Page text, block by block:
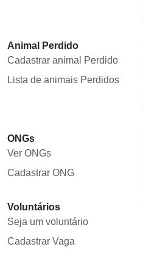
Animal Perdido
Cadastrar animal Perdido
Lista de animais Perdidos
ONGs
Ver ONGs
Cadastrar ONG
Voluntários
Seja um voluntário
Cadastrar Vaga